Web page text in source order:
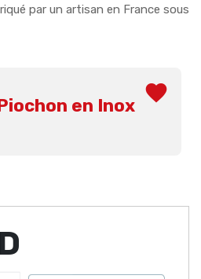
par un artisan en France sous
favorite
en Inox